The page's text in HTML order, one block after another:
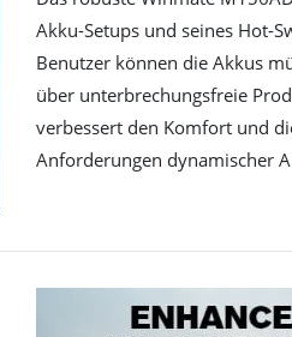
Akku-Setups und seines Hot-
Benutzer können die Akkus
über unterbrechungsfreie
verbessert den Komfort und
Anforderungen dynamischer